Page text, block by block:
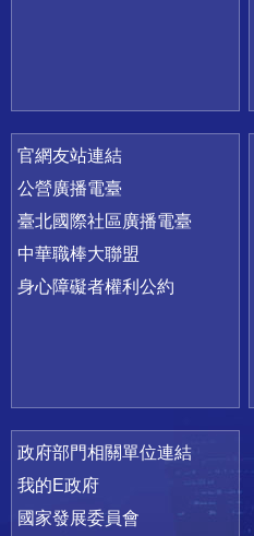
官網友站連結
公營廣播電臺
臺北國際社區廣播電臺
中華職棒大聯盟
身心障礙者權利公約
政府部門相關單位連結
我的E政府
國家發展委員會